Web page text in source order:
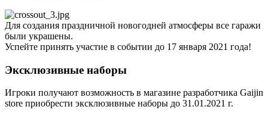
Для создания праздничной новогодней атмосферы все гаражи
были украшены.
Успейте принять участие в событии до 17 января 2021 года!
Эксклюзивные наборы
Игроки получают возможность в магазине разработчика Gaijin
store приобрести эксклюзивные наборы до 31.01.2021 г.